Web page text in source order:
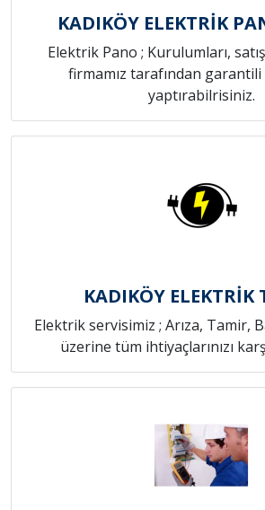
KADIKÖY ELEKTRİK
Elektrik Pano ; Kurulumları,
firmamız tarafından
yaptırabilrisiniz.
KADIKÖY ELEKTRİK
Elektrik servisimiz ; Arıza, Tamir,
üzerine tüm ihtiyaçlarınızı